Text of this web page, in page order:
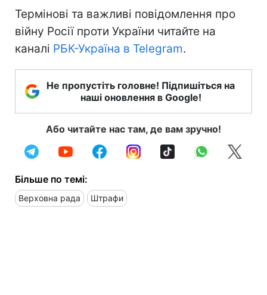
Термінові та важливі повідомлення про
війну Росії проти України читайте на
каналі РБК-Україна в Telegram.
Не пропустіть головне! Підпишіться на
наші оновлення в Google!
Або читайте нас там, де вам зручно!
Більше по темі:
Верховна рада Штрафи